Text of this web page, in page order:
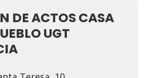
DE ACTOS CASA
UGT